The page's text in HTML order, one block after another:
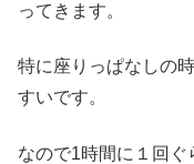
ってきます。
特に座りっぱなしの
すいです。
なので1時間に１回